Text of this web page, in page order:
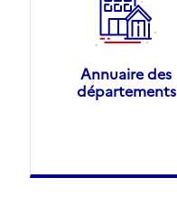
Annuaire des
départements